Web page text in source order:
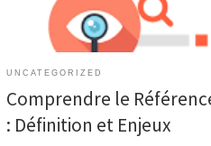
des moteurs de recherche tels que […]
UNCATEGORIZED
Comprendre le
: Définition et Enjeux